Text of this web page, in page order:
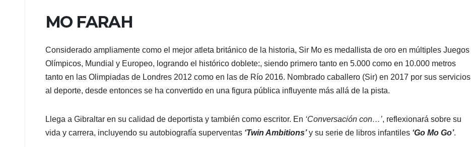
MO FARAH
Considerado ampliamente como el mejor atleta británico de la historia, Sir Mo es medallista de oro en múltiples Juegos
Olímpicos, Mundial y Europeo, logrando el histórico doblete:, siendo primero tanto en 5.000 como en 10.000 metros
tanto en las Olimpiadas de Londres 2012 como en las de Río 2016. Nombrado caballero (Sir) en 2017 por sus servicios
al deporte, desde entonces se ha convertido en una figura pública influyente más allá de la pista.
Llega a Gibraltar en su calidad de deportista y también como escritor. En ‘Conversación con…’, reflexionará sobre su
vida y carrera, incluyendo su autobiografía superventas ‘Twin Ambitions’y su serie de libros infantiles ‘Go Mo Go’.